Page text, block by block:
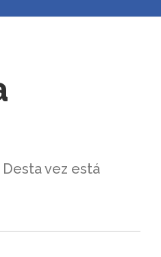
Desta vez está